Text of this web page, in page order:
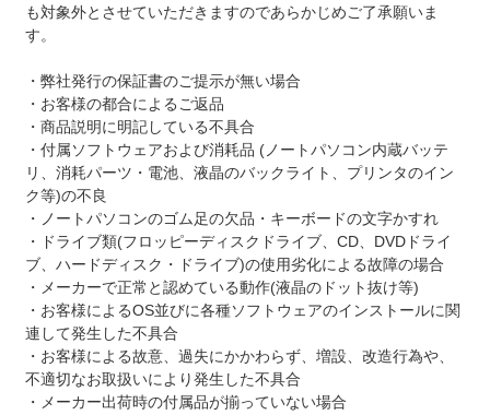
も対象外とさせていただきますのであらかじめご了承願いま
す。
・弊社発行の保証書のご提示が無い場合
・お客様の都合によるご返品
・商品説明に明記している不具合
・付属ソフトウェアおよび消耗品 (ノートパソコン内蔵バッテ
リ、消耗パーツ・電池、液晶のバックライト、プリンタのイン
ク等)の不良
・ノートパソコンのゴム足の欠品・キーボードの文字かすれ
・ドライブ類(フロッピーディスクドライブ、CD、DVDドライ
ブ、ハードディスク・ドライブ)の使用劣化による故障の場合
・メーカーで正常と認めている動作(液晶のドット抜け等)
・お客様によるOS並びに各種ソフトウェアのインストールに関
連して発生した不具合
・お客様による故意、過失にかかわらず、増設、改造行為や、
不適切なお取扱いにより発生した不具合
・メーカー出荷時の付属品が揃っていない場合